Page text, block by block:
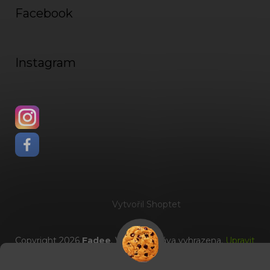
Facebook
Instagram
Vytvořil Shoptet
Copyright 2026Fadee. Všechna práva vyhrazena.Upravit
nastavení cookies